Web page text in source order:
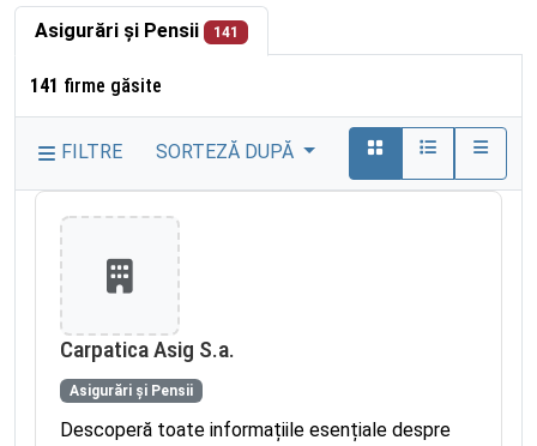
Asigurări și Pensii 141
141 firme găsite
FILTRE SORTEZĂ DUPĂ
Carpatica Asig S.a.
Asigurări și Pensii
Descoperă toate informațiile esențiale despre